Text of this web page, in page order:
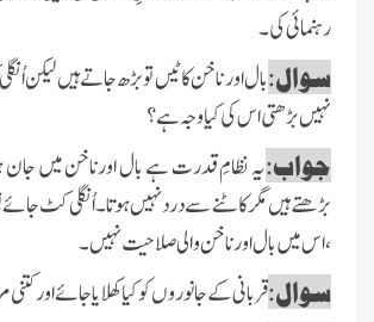
رہنمائی کی۔
سوال:بال اور ناخن کاٹیں تو بڑھ جاتےہیں لیکن
نہیں بڑھتی اس کی کیا وجہ ہے؟
جواب:یہ نظامِ قدرت ہے بال اورناخن میں جان
بڑھتے ہیں مگرکاٹنے سے دردنہیں ہوتا ۔اُنگلی کٹ جائے
،اس میں بال اورناخن والی صلاحیت نہیں ۔
سوال:قربانی کے جانوروں کو کیاکھلایا جائےاورکتنی